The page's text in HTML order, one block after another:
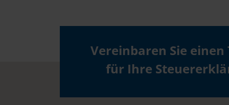
Vereinbaren Sie einen
für Ihre